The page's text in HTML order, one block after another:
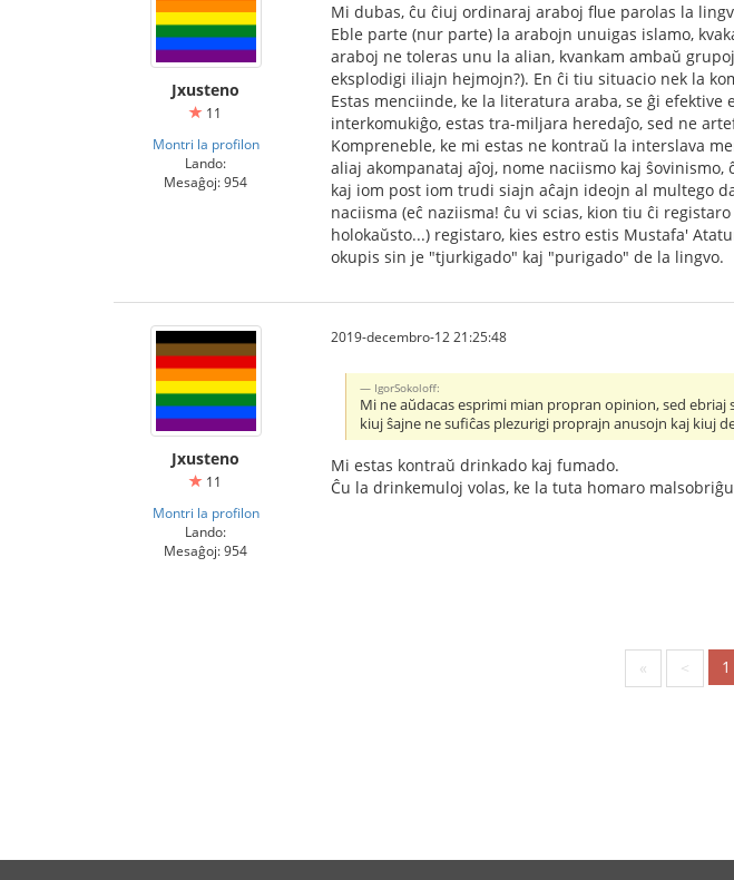
Jxusteno
11
Montri la profilon
Lando:
Mesaĝoj: 954
Mi dubas, ĉu ĉiuj ordinaraj araboj flue parolas la
Eble parte (nur parte) la arabojn unuigas islamo,
araboj ne toleras unu la alian, kvankam ambaŭ
eksplodigi iliajn hejmojn?). En ĉi tiu situacio nek la
Estas menciinde, ke la literatura araba, se ĝi
interkomukiĝo, estas tra-miljara heredaĵo, sed ne
Kompreneble, ke mi estas ne kontraŭ la interslava
aliaj akompanataj aĵoj, nome naciismo kaj
kaj iom post iom trudi siajn aĉajn ideojn al multego
naciisma (eĉ naziisma! ĉu vi scias, kion tiu ĉi
holokaŭsto...) registaro, kies estro estis Mustafa'
okupis sin je "tjurkigado" kaj "purigado" de la lingvo.
Jxusteno
11
Montri la profilon
Lando:
Mesaĝoj: 954
2019-decembro-12 21:25:48
IgorSokoloff:
Mi ne aŭdacas esprimi mian propran opinion, sed
kiuj ŝajne ne sufiĉas plezurigi proprajn anusojn kaj kiuj
Mi estas kontraŭ drinkado kaj fumado.
Ĉu la drinkemuloj volas, ke la tuta homaro
« < 1